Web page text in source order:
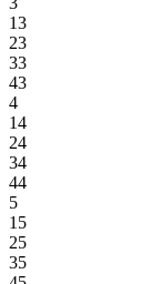
13
23
33
43
4
14
24
34
44
5
15
25
35